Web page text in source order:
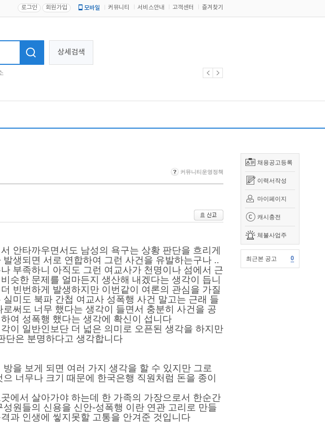
로그인 회원가입 모바일 커뮤니티 서비스안내 고객센터 즐겨찾기
상세검색
채용공고등록
이력서작성
마이페이지
캐시충전
체불사업주
최근본 공고 0
커뮤니티운영정책
안타까우면서도 남성의 욕구는 상황 판단을 흐리게
생되면 서로 연합하여 그런 사건을 유발하는구나 ..
부족하니 아직도 그런 여교사가 천명이나 섬에서 근
슷한 문제를 얼마든지 생산해 내겠다는 생각이 듭니
빈번하게 발생하지만 이번같이 여론의 관심을 가질
실미도 북파 간첩 여교사 성폭행 사건 말고는 근래 들
써도 너무 했다는 생각이 들면서 충분히 사건을 공
여 성폭행 했다는 생각에 확신이 섭니다
이 일반인보단 더 넓은 의미로 오픈된 생각을 하지만
단은 분명하다고 생각합니다
을 보게 되면 여러 가지 생각을 할 수 있지만 그로
으 너무나 크기 때문에 한국은행 직원처럼 돈을 종이
에서 살아가야 하는데 한 가족의 가장으로서 한순간
원들의 신용을 신안-성폭행 이란 연관 고리로 만들
과 인생에 앃지못할 고통을 안겨준 것입니다